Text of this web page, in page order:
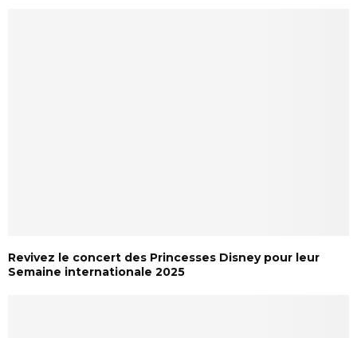
Revivez le concert des Princesses Disney pour leur
Semaine internationale 2025